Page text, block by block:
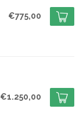
€775,00
€1.250,00